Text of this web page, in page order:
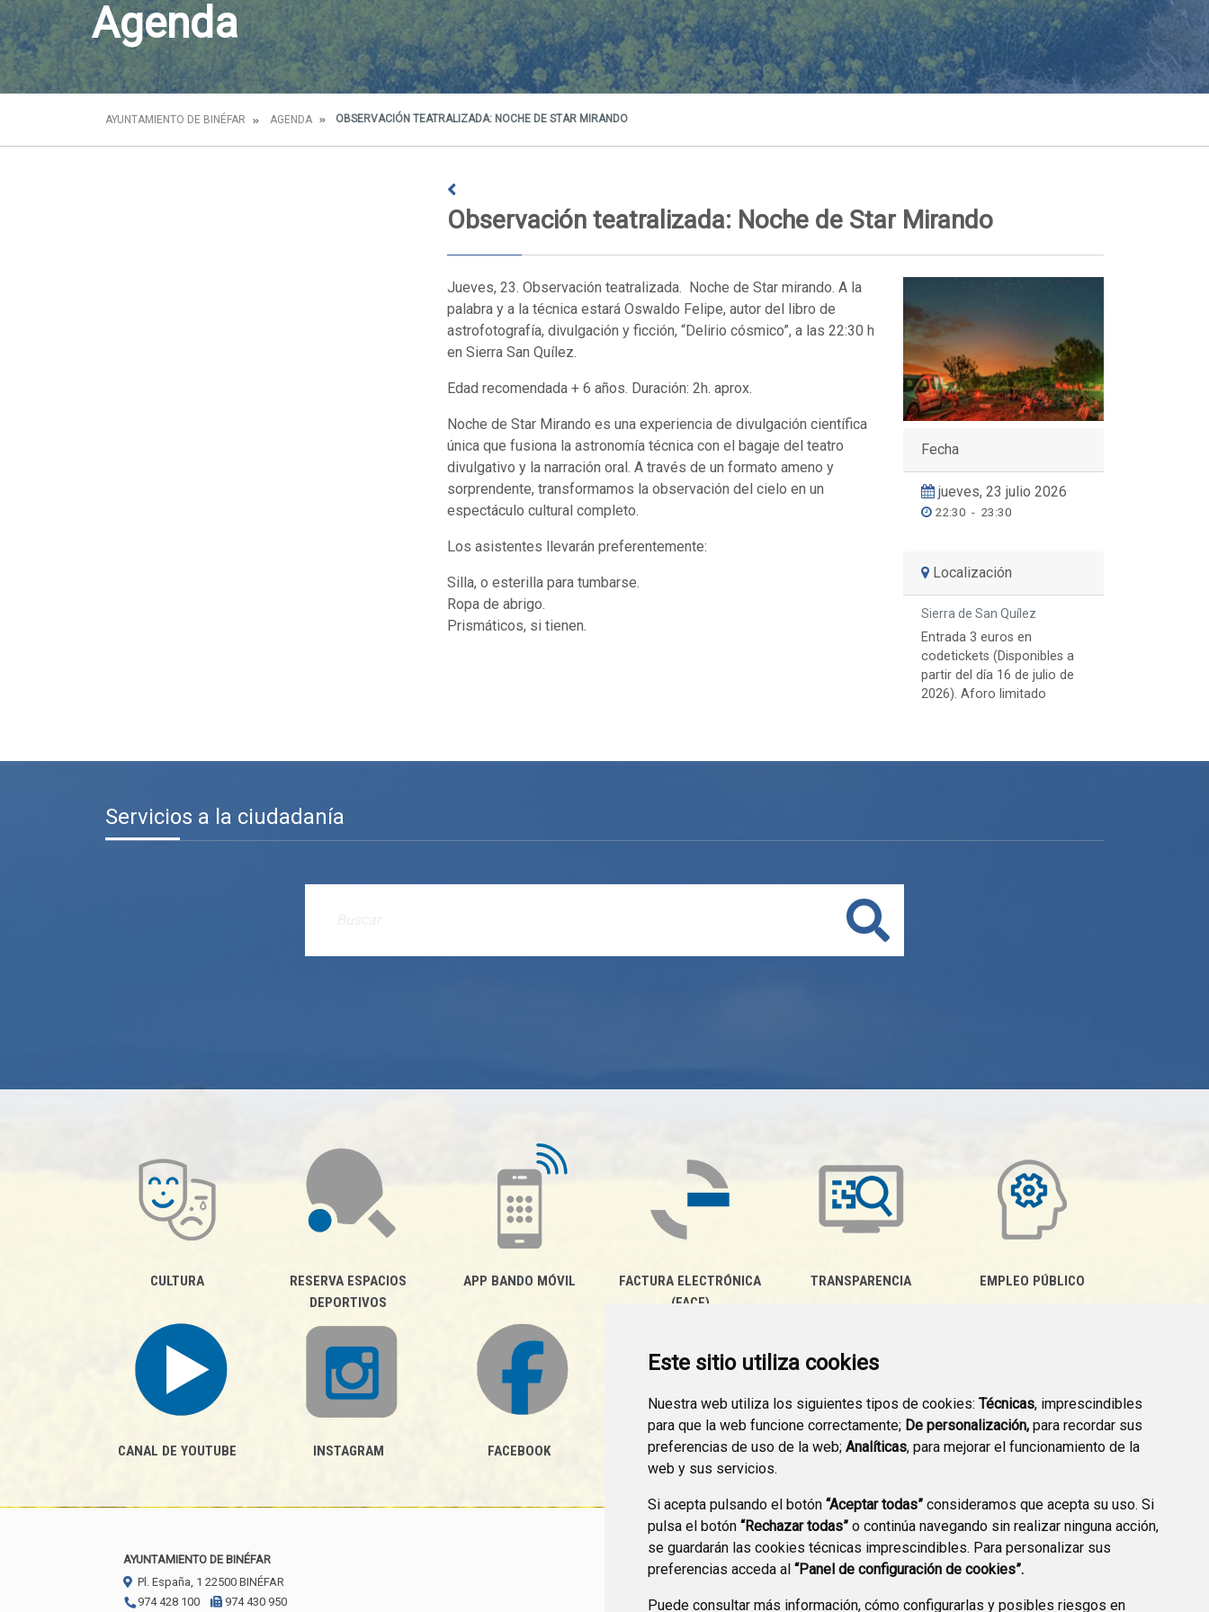
Este sitio utiliza cookies
Nuestra web utiliza los siguientes tipos de cookies: Técnicas, imprescindibles
para que la web funcione correctamente; De personalización, para recordar sus
preferencias de uso de la web; Analíticas, para mejorar el funcionamiento de la
web y sus servicios.
Si acepta pulsando el botón “Aceptar todas” consideramos que acepta su uso. Si
pulsa el botón “Rechazar todas” o continúa navegando sin realizar ninguna acción,
se guardarán las cookies técnicas imprescindibles. Para personalizar sus
preferencias acceda al “Panel de configuración de cookies”.
Puede consultar más información, cómo configurarlas y posibles riesgos en
Agenda
AYUNTAMIENTO DE BINÉFAR AGENDA OBSERVACIÓN TEATRALIZADA: NOCHE DE STAR MIRANDO
Observación teatralizada: Noche de Star Mirando
Jueves, 23. Observación teatralizada. Noche de Star mirando. A la
palabra y a la técnica estará Oswaldo Felipe, autor del libro de
astrofotografía, divulgación y ficción, “Delirio cósmico”, a las 22:30 h
en Sierra San Quílez.
Edad recomendada + 6 años. Duración: 2h. aprox.
Noche de Star Mirando es una experiencia de divulgación científica
única que fusiona la astronomía técnica con el bagaje del teatro
divulgativo y la narración oral. A través de un formato ameno y
sorprendente, transformamos la observación del cielo en un
espectáculo cultural completo.
Los asistentes llevarán preferentemente:
Silla, o esterilla para tumbarse.
Ropa de abrigo.
Prismáticos, si tienen.
Fecha
jueves, 23 julio 2026
22:30 - 23:30
Localización
Sierra de San Quílez
Entrada 3 euros en
codetickets (Disponibles a
partir del día 16 de julio de
2026). Aforo limitado
Servicios a la ciudadanía
Buscar
CULTURA
RESERVA ESPACIOS
DEPORTIVOS
APP BANDO MÓVIL
FACTURA ELECTRÓNICA
(FACE)
TRANSPARENCIA EMPLEO PÚBLICO
CANAL DE YOUTUBE INSTAGRAM FACEBOOK
AYUNTAMIENTO DE BINÉFAR
Pl. España, 1 22500 BINÉFAR
974 428 100
974 430 950
CONTACTO POLÍTICA DE PRIVACIDAD